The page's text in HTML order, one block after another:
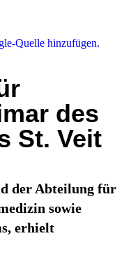
Quelle hinzufügen.
des
St. Veit
der Abteilung für
sowie
erhielt